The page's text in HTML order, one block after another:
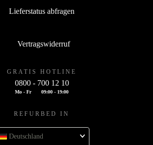
Lieferstatus abfragen
Vertragswiderruf
GRATIS HOTLINE
0800 - 700 12 10
Mo - Fr 09:00 - 19:00
REFURBED IN
Deutschland